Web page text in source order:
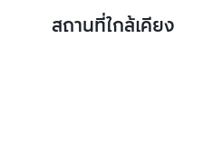
สถานที่ใกล้เคียง